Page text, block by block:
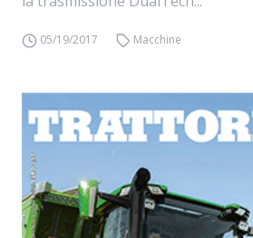
05/19/2017 Macchine